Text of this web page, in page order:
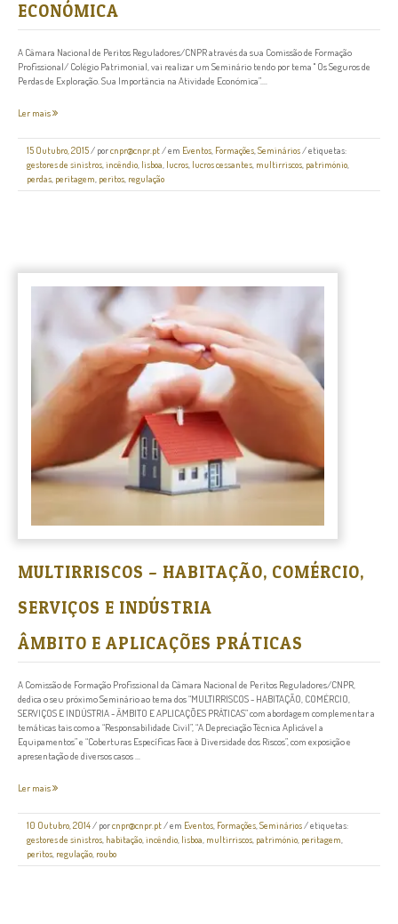
ECONÓMICA
A Câmara Nacional de Peritos Reguladores/CNPR através da sua Comissão de Formação
Profissional/ Colégio Patrimonial, vai realizar um Seminário tendo por tema " Os Seguros de
Perdas de Exploração. Sua Importância na Atividade Económica”....
Ler mais
15 Outubro, 2015/ porcnpr@cnpr.pt/ em Eventos, Formações,Seminários/ etiquetas:
gestores de sinistros,incêndio, lisboa, lucros, lucros cessantes, multirriscos, património,
perdas, peritagem, peritos, regulação
MULTIRRISCOS – HABITAÇÃO, COMÉRCIO,
SERVIÇOS E INDÚSTRIA
ÂMBITO E APLICAÇÕES PRÁTICAS
A Comissão de Formação Profissional da Câmara Nacional de Peritos Reguladores/CNPR,
dedica o seu próximo Seminário ao tema dos “MULTIRRISCOS - HABITAÇÃO, COMÉRCIO,
SERVIÇOS E INDÚSTRIA - ÂMBITO E APLICAÇÕES PRÁTICAS” com abordagem complementar a
temáticas tais como a “Responsabilidade Civil”, “A Depreciação Técnica Aplicável a
Equipamentos” e “Coberturas Específicas Face à Diversidade dos Riscos”, com exposição e
apresentação de diversos casos ...
Ler mais
10 Outubro, 2014/ porcnpr@cnpr.pt/ em Eventos, Formações,Seminários/ etiquetas:
gestores de sinistros, habitação,incêndio, lisboa, multirriscos, património, peritagem,
peritos, regulação, roubo